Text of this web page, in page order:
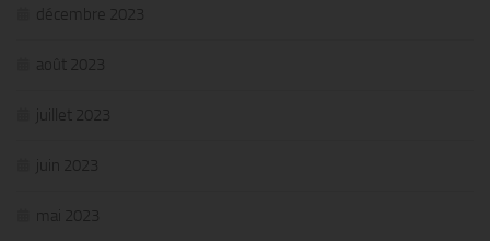
décembre 2023
août 2023
juillet 2023
juin 2023
mai 2023